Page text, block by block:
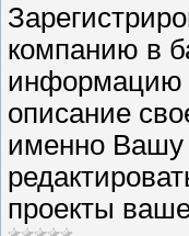
компанию в
информацию
описание
именно Вашу
проекты